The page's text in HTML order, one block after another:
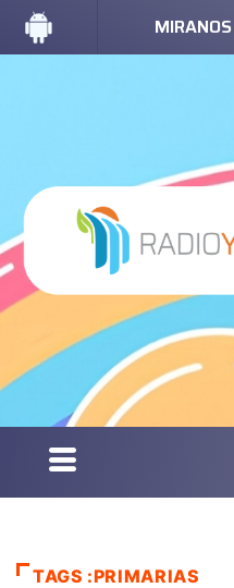
MIRANOS
TAGS :PRIMARIAS